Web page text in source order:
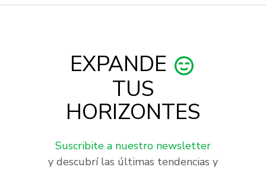
EXPANDE
TUS
HORIZONTES
Suscribite a nuestro newsletter
y descubrí las últimas tendencias y